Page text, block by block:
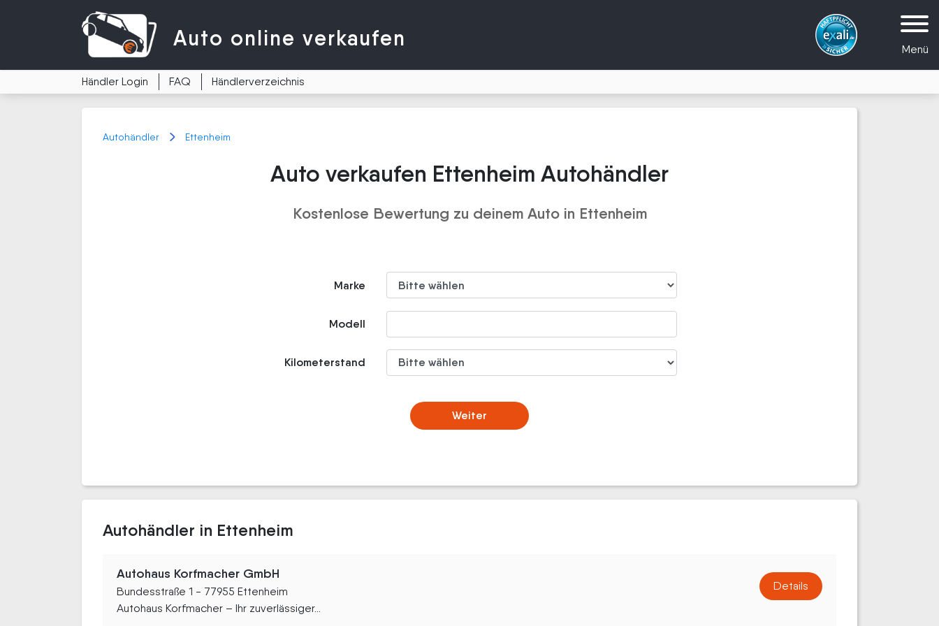
Menü
Auto online verkaufen
Händler Login FAQ Händlerverzeichnis
Autohändler Ettenheim
Auto verkaufen Ettenheim Autohändler
Kostenlose Bewertung zu deinem Auto in Ettenheim
Marke
Modell
Kilometerstand
Weiter
Autohändler in Ettenheim
Autohaus Korfmacher GmbH
Bundesstraße 1 - 77955 Ettenheim
Autohaus Korfmacher – Ihr zuverlässiger...
Details